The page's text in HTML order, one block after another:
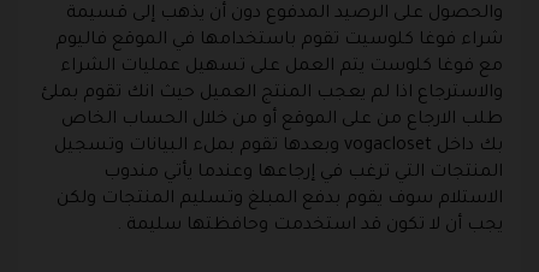
والحصول على الرصيد المدفوع دون أن يذهب إلى قسيمة
شراء فوغا كلوسيت تقوم باستخدامها في الموقع فاليوم
مع فوغا كلوست يتم العمل على تسهيل عمليات الشراء
والاسترجاع اذا لم يعجب المنتج العميل حيث انك تقوم بملئ
طلب الارجاع من على الموقع أو من خلال الحساب الخاص
بك داخل vogacloset وبعدها تقوم بملء البيانات وتسجيل
المنتجات التي ترغب في إرجاعها وعندما يأتي مندوب
الاستلام سوف يقوم بدفع المبلغ وتسليم المنتجات ولكن
يجب أن لا تكون قد استخدمت وحافظتها سليمة .